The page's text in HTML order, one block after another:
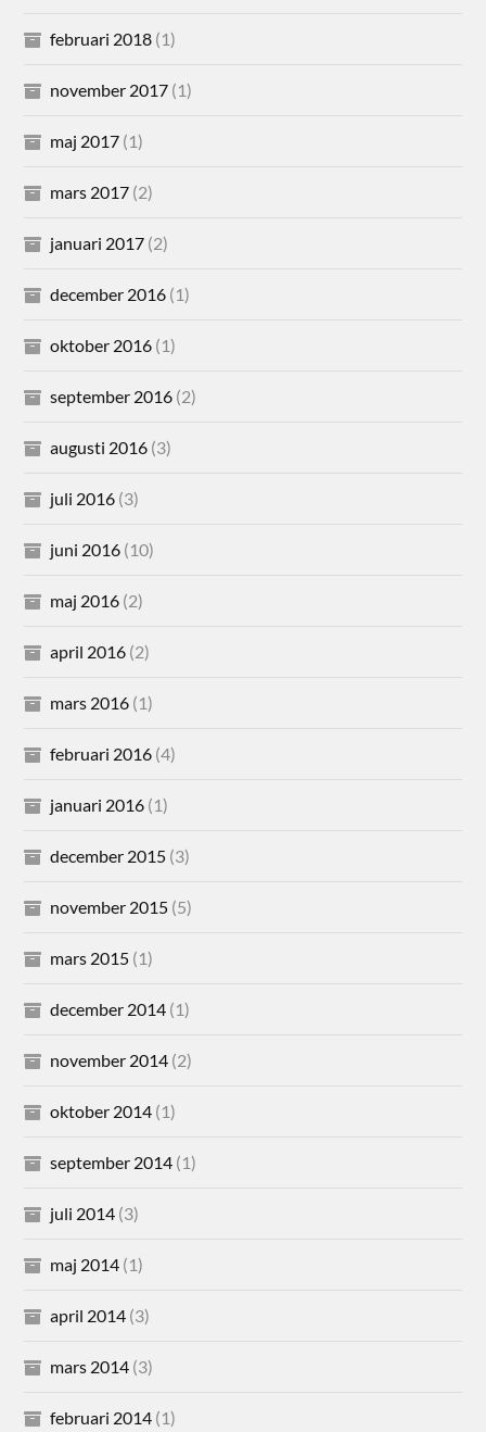
februari 2018 (1)
november 2017 (1)
maj 2017 (1)
mars 2017 (2)
januari 2017 (2)
december 2016 (1)
oktober 2016 (1)
september 2016 (2)
augusti 2016 (3)
juli 2016 (3)
juni 2016 (10)
maj 2016 (2)
april 2016 (2)
mars 2016 (1)
februari 2016 (4)
januari 2016 (1)
december 2015 (3)
november 2015 (5)
mars 2015 (1)
december 2014 (1)
november 2014 (2)
oktober 2014 (1)
september 2014 (1)
juli 2014 (3)
maj 2014 (1)
april 2014 (3)
mars 2014 (3)
februari 2014 (1)